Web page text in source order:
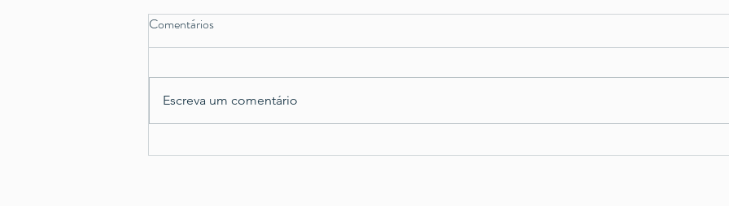
Decorações de Natal
Comentários
Escreva um comentário